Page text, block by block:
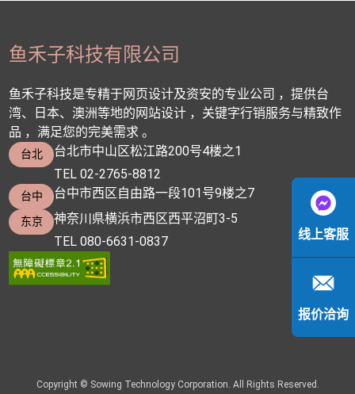
鱼禾子科技有限公司
鱼禾子科技是专精于网页设计及资安的专业公司 ，提供台
湾、日本、澳洲等地的网站设计 ，关键字行销服务与精致作
品 ，满足您的完美需求 。
台北
台北市中山区松江路200号4楼之1
TEL 02-2765-8812
台中 台中市西区自由路一段101号9楼之7
东京
神奈川県横浜市西区西平沼町3-5
TEL 080-6631-0837
Copyright © Sowing Technology Corporation. All Rights Reserved.
线上客服
报价洽询